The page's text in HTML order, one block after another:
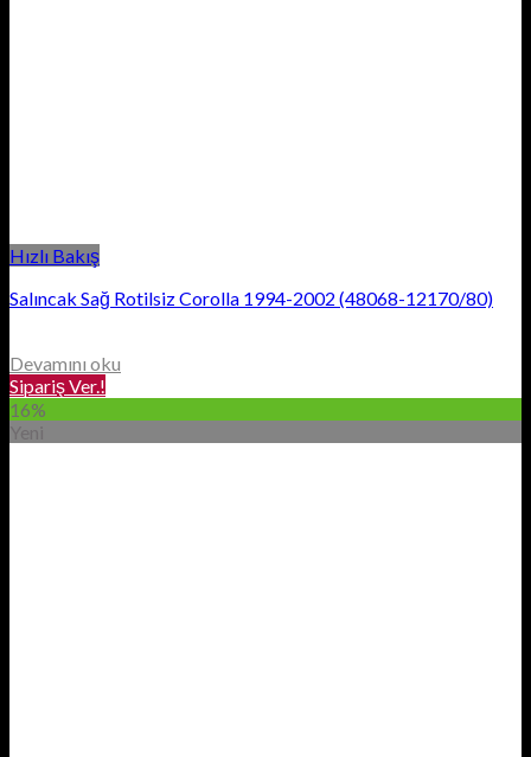
Hızlı Bakış
Salıncak Sağ Rotilsiz Corolla 1994-2002 (48068-12170/80)
Devamını oku
Sipariş Ver.!
16%
Yeni